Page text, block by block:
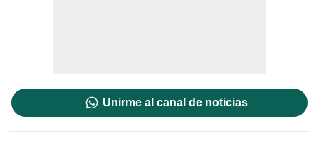
Unirme al canal de noticias